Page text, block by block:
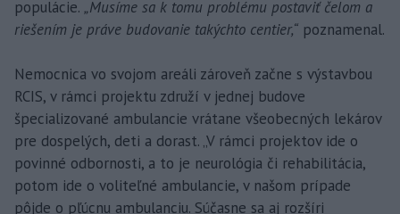
populácie. „Musíme sa k tomu problému postaviť čelom a
riešením je práve budovanie takýchto centier,“ poznamenal.
Nemocnica vo svojom areáli zároveň začne s výstavbou
RCIS, v rámci projektu združí v jednej budove
špecializované ambulancie vrátane všeobecných lekárov
pre dospelých, deti a dorast. „V rámci projektov ide o
povinné odbornosti, a to je neurológia či rehabilitácia,
potom ide o voliteľné ambulancie, v našom prípade
pôjde o pľúcnu ambulanciu. Súčasne sa aj rozšíri